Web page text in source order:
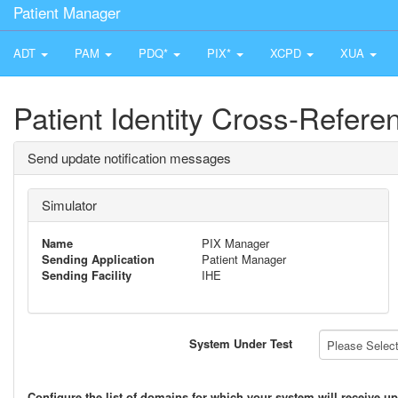
Patient Manager
ADT PAM PDQ* PIX* XCPD XUA
Patient Identity Cross-
Send update notification messages
Simulator
Name
PIX Manager
Sending Application
Patient Manager
Sending Facility
IHE
System Under Test Please